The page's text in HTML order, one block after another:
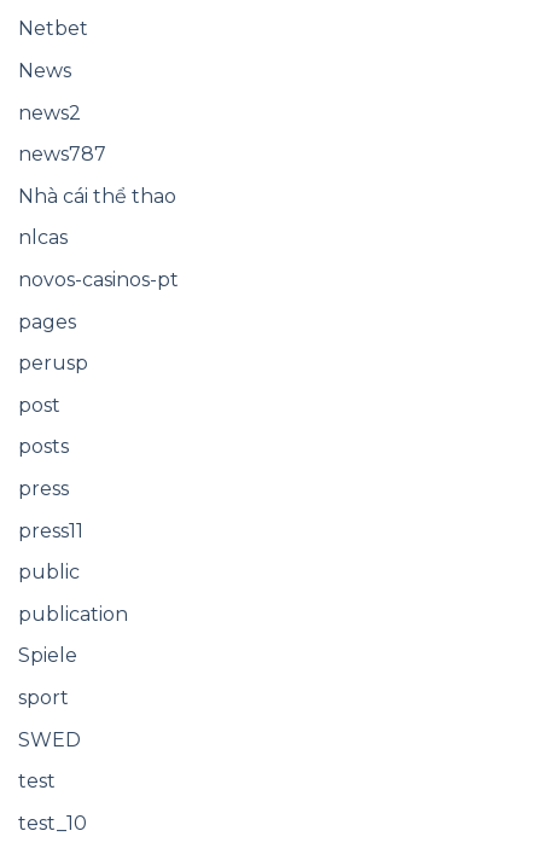
Netbet
News
news2
news787
Nhà cái thể thao
nlcas
novos-casinos-pt
pages
perusp
post
posts
press
press11
public
publication
Spiele
sport
SWED
test
test_10